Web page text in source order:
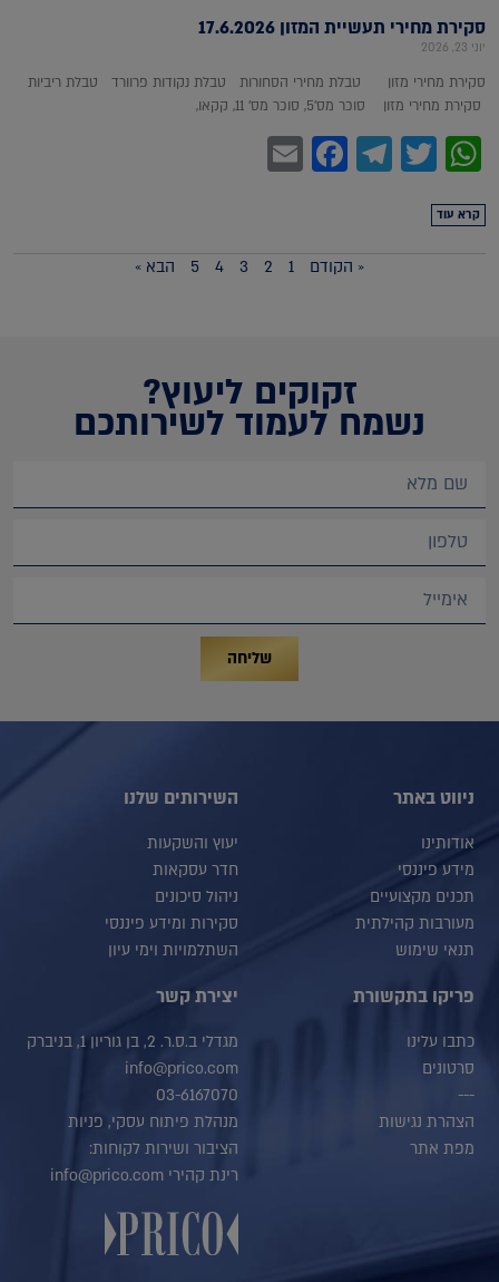
סקירת מחירי תעשיית המזון 17.6.2026
יוני 23, 2026
סקירת מחירי מזון טבלת מחירי הסחורות טבלת נקודות פרוורד טבלת ריביות
סקירת מחירי מזון סוכר מס'5, סוכר מס' 11, קקאו,
WhatsApp
Twitter
Telegram
Facebook
קרא עוד
« הקודם 1
2
3
4
5 הבא »
זקוקים ליעוץ?
נשמח לעמוד לשירותכם
שליחה
ניווט באתר
אודותינו
מידע פיננסי
תכנים מקצועיים
מעורבות קהילתית
תנאי שימוש
השירותים שלנו
יעוץ והשקעות
חדר עסקאות
ניהול סיכונים
סקירות ומידע פיננסי
השתלמויות וימי עיון
פריקו בתקשורת
כתבו עלינו
סרטונים
---
הצהרת נגישות
מפת אתר
יצירת קשר
מגדלי ב.ס.ר. 2, בן גוריון 1, בניברק
info@prico.com
03-6167070
מנהלת פיתוח עסקי, פניות
הציבור ושירות לקוחות:
רינת קהירי info@prico.com